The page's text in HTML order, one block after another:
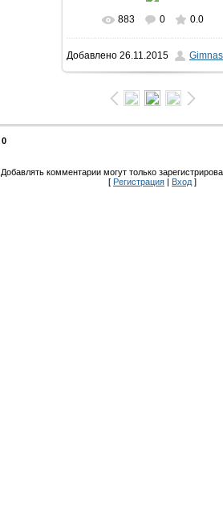
В реальном размере
1600x1064/ 186.2Kb
883 0 0.0
Добавлено 26.11.2015
0
Добавлять комментарии могут только
[ Регистрация Вход]